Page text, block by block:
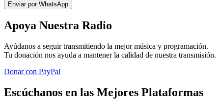
Enviar por WhatsApp
Apoya Nuestra Radio
Ayúdanos a seguir transmitiendo la mejor música y programación.
Tu donación nos ayuda a mantener la calidad de nuestra transmisión.
Donar con PayPal
Escúchanos en las Mejores Plataformas